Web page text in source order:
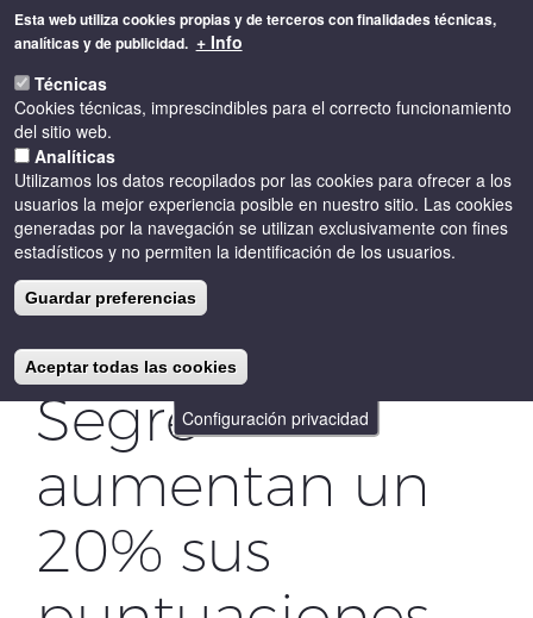
Configuración privacidad
Esta web utiliza cookies propias y de terceros con finalidades técnicas,
analíticas y de publicidad. + Info
Técnicas
Cookies técnicas, imprescindibles para el correcto funcionamiento
del sitio web.
Analíticas
Utilizamos los datos recopilados por las cookies para ofrecer a los
usuarios la mejor experiencia posible en nuestro sitio. Las cookies
generadas por la navegación se utilizan exclusivamente con fines
estadísticos y no permiten la identificación de los usuarios.
Guardar preferencias
Aceptar todas las cookies
Pasar
principal
Los vinos de la
DO Costers del
Segre
aumentan un
20% sus